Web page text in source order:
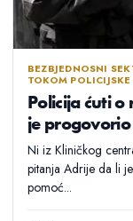
BEZBJEDNOSNI
TOKOM
Policija ćuti
je progovorio
Ni iz Kliničkog
pitanja Adrije da li
pomoć...